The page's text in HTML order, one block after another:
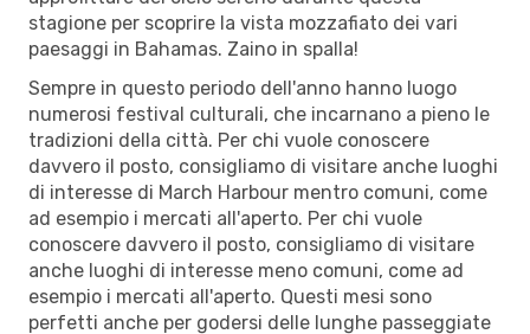
stagione per scoprire la vista mozzafiato dei vari
paesaggi in Bahamas. Zaino in spalla!
Sempre in questo periodo dell'anno hanno luogo
numerosi festival culturali, che incarnano a pieno le
tradizioni della città. Per chi vuole conoscere
davvero il posto, consigliamo di visitare anche luoghi
di interesse di March Harbour mentro comuni, come
ad esempio i mercati all'aperto. Per chi vuole
conoscere davvero il posto, consigliamo di visitare
anche luoghi di interesse meno comuni, come ad
esempio i mercati all'aperto. Questi mesi sono
perfetti anche per godersi delle lunghe passeggiate